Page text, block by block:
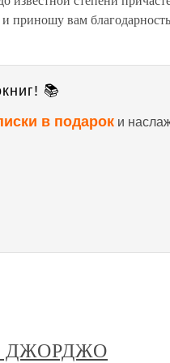
приношу вам
📚
в подарок и
ДЖОРДЖО